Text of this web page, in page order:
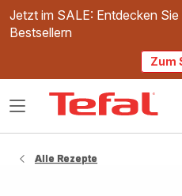
Jetzt im SALE: Entdecken
Bestsellern
Zum
Das
Alle Rezepte